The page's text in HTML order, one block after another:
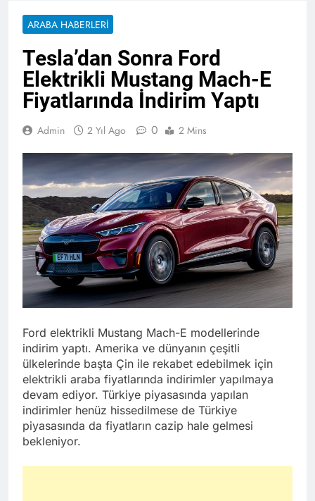
ARABA HABERLERI
Tesla’dan Sonra Ford
Elektrikli Mustang Mach-E
Fiyatlarında İndirim Yaptı
Admin 2 Yıl Ago 0 2 Mins
Ford elektrikli Mustang Mach-E modellerinde
indirim yaptı. Amerika ve dünyanın çeşitli
ülkelerinde başta Çin ile rekabet edebilmek için
elektrikli araba fiyatlarında indirimler yapılmaya
devam ediyor. Türkiye piyasasında yapılan
indirimler henüz hissedilmese de Türkiye
piyasasında da fiyatların cazip hale gelmesi
bekleniyor.